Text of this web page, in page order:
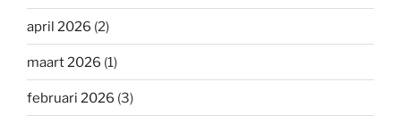
april 2026 (2)
maart 2026 (1)
februari 2026 (3)